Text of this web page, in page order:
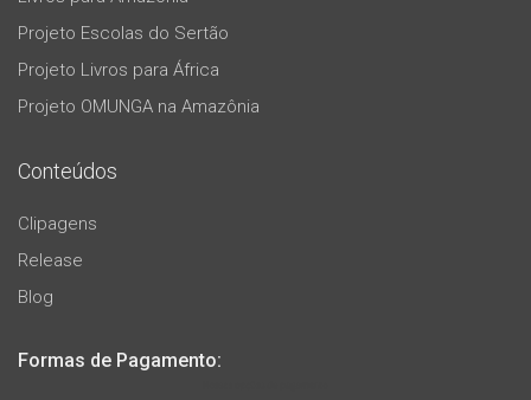
Projeto Escolas do Sertão
Projeto Livros para África
Projeto OMUNGA na Amazônia
Conteúdos
Clipagens
Release
Blog
Formas de Pagamento: